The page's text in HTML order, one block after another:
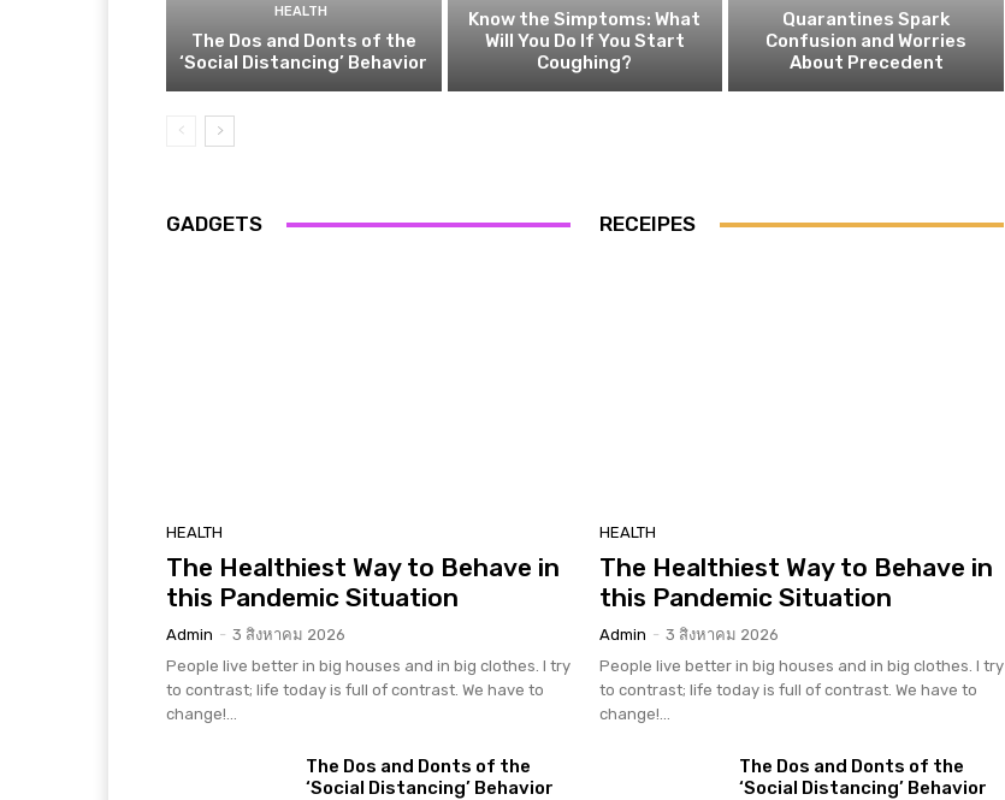
HEALTH
The Dos and Donts of the
‘Social Distancing’ Behavior
Know the Simptoms: What
Will You Do If You Start
Coughing?
Quarantines Spark
Confusion and Worries
About Precedent
GADGETS
HEALTH
The Healthiest Way to Behave in
this Pandemic Situation
Admin - 3 สิงหาคม 2026
People live better in big houses and in big clothes. I try
to contrast; life today is full of contrast. We have to
change!...
The Dos and Donts of the
‘Social Distancing’ Behavior
RECEIPES
HEALTH
The Healthiest Way to Behave in
this Pandemic Situation
Admin - 3 สิงหาคม 2026
People live better in big houses and in big clothes. I try
to contrast; life today is full of contrast. We have to
change!...
The Dos and Donts of the
‘Social Distancing’ Behavior